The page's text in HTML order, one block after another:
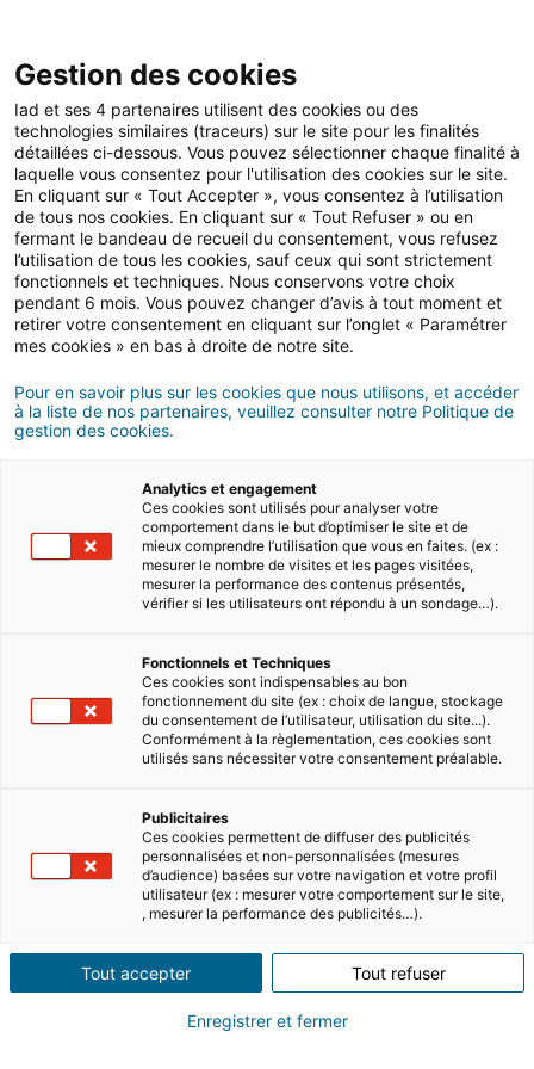
@TODO
Ser agente iad
El sitio
El grupo
nosotros
Francia
Portugal
Italia
Alemania
Estados Unidos
Síguenos
Gestion des cookies
Iad et ses 4 partenaires utilisent des cookies ou des
technologies similaires (traceurs) sur le site pour les finalités
détaillées ci-dessous. Vous pouvez sélectionner chaque finalité à
laquelle vous consentez pour l'utilisation des cookies sur le site.
En cliquant sur « Tout Accepter », vous consentez à l’utilisation
de tous nos cookies. En cliquant sur « Tout Refuser » ou en
fermant le bandeau de recueil du consentement, vous refusez
l’utilisation de tous les cookies, sauf ceux qui sont strictement
fonctionnels et techniques. Nous conservons votre choix
pendant 6 mois. Vous pouvez changer d’avis à tout moment et
retirer votre consentement en cliquant sur l’onglet « Paramétrer
mes cookies » en bas à droite de notre site.
Pour en savoir plus sur les cookies que nous utilisons, et accéder
à la liste de nos partenaires, veuillez consulter notre Politique de
gestion des cookies.
Analytics et engagement
Ces cookies sont utilisés pour analyser votre
comportement dans le but d’optimiser le site et de
mieux comprendre l’utilisation que vous en faites. (ex :
mesurer le nombre de visites et les pages visitées,
mesurer la performance des contenus présentés,
vérifier si les utilisateurs ont répondu à un sondage…).
Fonctionnels et Techniques
Ces cookies sont indispensables au bon
fonctionnement du site (ex : choix de langue, stockage
du consentement de l’utilisateur, utilisation du site...).
Conformément à la règlementation, ces cookies sont
utilisés sans nécessiter votre consentement préalable.
Publicitaires
Ces cookies permettent de diffuser des publicités
personnalisées et non-personnalisées (mesures
d’audience) basées sur votre navigation et votre profil
utilisateur (ex : mesurer votre comportement sur le site,
, mesurer la performance des publicités…).
Tout accepter Tout refuser
Enregistrer et fermer